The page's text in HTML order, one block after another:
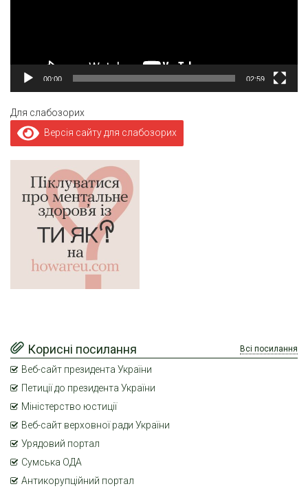
00:00 02:59
Для слабозорих
Версія сайту для слабозорих
Корисні посилання Всі посилання
Веб-сайт президента України
Петиції до президента України
Міністерство юстиції
Веб-сайт верховної ради України
Урядовий портал
Сумська ОДА
Антикорупційний портал